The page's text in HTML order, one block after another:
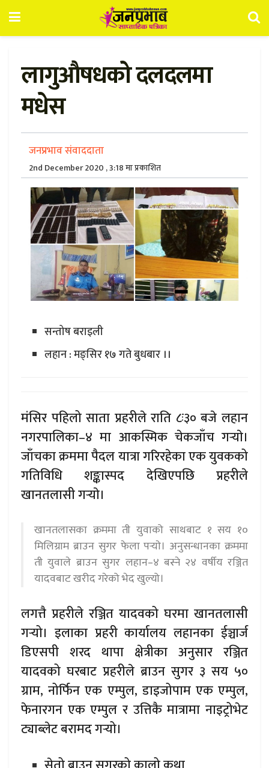
लागुऔषधको दलदलमा
मधेस
जनप्रभाव संवाददाता
2nd December 2020 , 3:18 मा प्रकाशित
सन्तोष बराइली
लहान : मङ्सिर १७ गते बुधबार ।।
मंसिर पहिलो साता प्रहरीले राति ८ः३० बजे लहान
नगरपालिका–४ मा आकस्मिक चेकजाँच गर्‍याे।
जाँचका क्रममा पैदल यात्रा गरिरहेका एक युवकको
गतिविधि शङ्कास्पद देखिएपछि प्रहरीले
खानतलासी गर्‍याे।
खानतलासका क्रममा ती युवाको साथबाट १ सय १०
मिलिग्राम ब्राउन सुगर फेला पर्‍याे। अनुसन्धानका क्रममा
ती युवाले ब्राउन सुगर लहान–४ बस्ने २४ वर्षीय रञ्जित
यादवबाट खरीद गरेको भेद खुल्यो।
लगत्तै प्रहरीले रञ्जित यादवको घरमा खानतलासी
गर्‍यो। इलाका प्रहरी कार्यालय लहानका ईञ्चार्ज
डिएसपी शरद थापा क्षेत्रीका अनुसार रञ्जित
यादवको घरबाट प्रहरीले ब्राउन सुगर ३ सय ५०
ग्राम, नोर्फिन एक एम्पुल, डाइजोपाम एक एम्पुल,
फेनारगन एक एम्पुल र उत्तिकै मात्रामा नाइट्रोभेट
ट्याब्लेट बरामद गर्‍यो।